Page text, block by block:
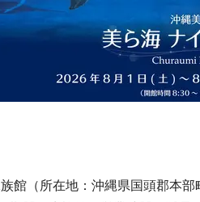
館（所在地：沖縄県国頭郡本